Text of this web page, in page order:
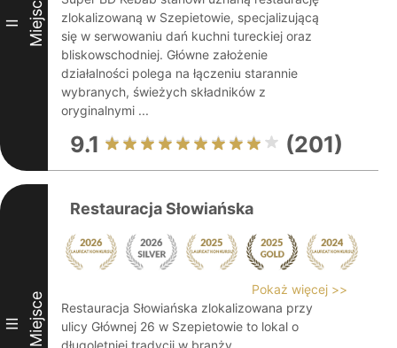
II Miejsce
zlokalizowaną w Szepietowie, specjalizującą
się w serwowaniu dań kuchni tureckiej oraz
bliskowschodniej. Główne założenie
działalności polega na łączeniu starannie
wybranych, świeżych składników z
oryginalnymi ...
9.1 (201)
III Miejsce
Restauracja Słowiańska
Pokaż więcej >>
Restauracja Słowiańska zlokalizowana przy
ulicy Głównej 26 w Szepietowie to lokal o
długoletniej tradycji w branży